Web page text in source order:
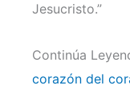
Jesucristo.”
Continúa
corazón del